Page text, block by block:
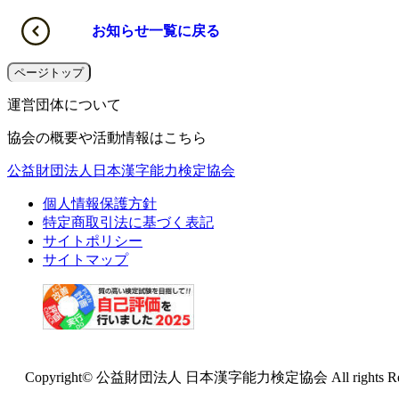
お知らせ一覧に戻る
ページトップ
運営団体について
協会の概要や活動情報はこちら
公益財団法人日本漢字能力検定協会
個人情報保護方針
特定商取引法に基づく表記
サイトポリシー
サイトマップ
Copyright© 公益財団法人 日本漢字能力検定協会 All rights